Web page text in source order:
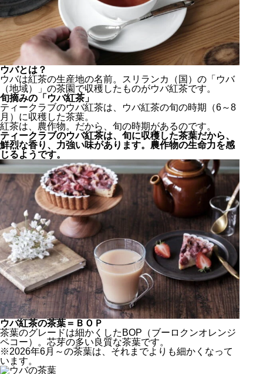
ウバとは？
ウバは紅茶の生産地の名前。スリランカ（国）の「ウバ
（地域）」の茶園で収穫したものがウバ紅茶です。
旬摘みの「ウバ紅茶」
ティークラブのウバ紅茶は、ウバ紅茶の旬の時期（6～8
月）に収穫した茶葉。
紅茶は、農作物。だから、旬の時期があるのです。
ティークラブのウバ紅茶は、旬に収穫した茶葉だから、
鮮烈な香り、力強い味があります。農作物の生命力を感
じるようです。
ウバ紅茶の茶葉＝ＢＯＰ
茶葉のグレードは細かくしたBOP（ブーロクンオレンジ
ペコー）。芯芽の多い良質な茶葉です。
※2026年6月～の茶葉は、それまでよりも細かくなって
います。